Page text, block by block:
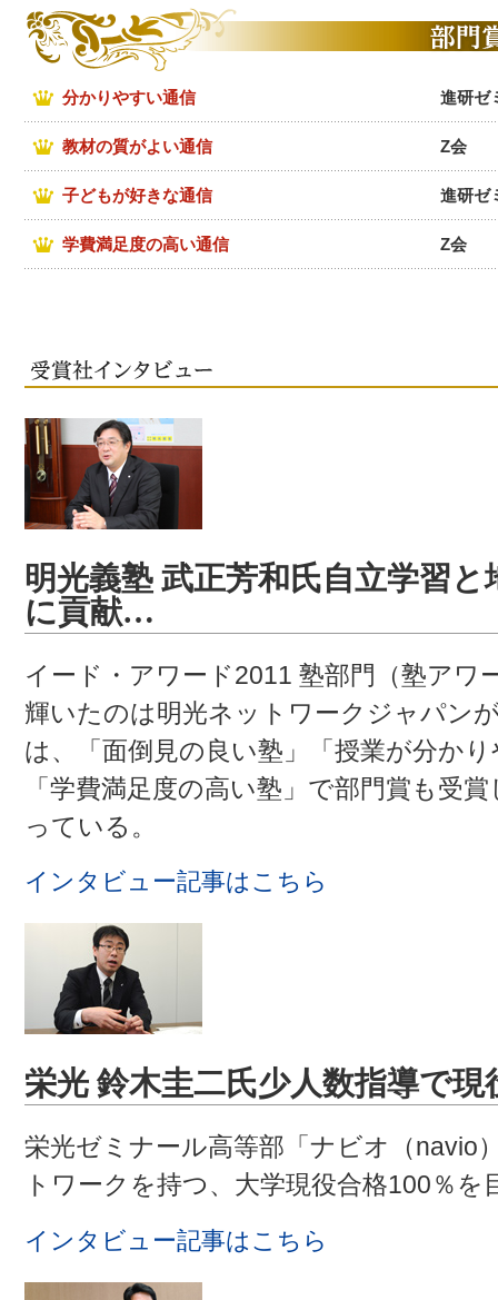
分かりやすい通信 進研ゼ
教材の質がよい通信 Z会
子どもが好きな通信 進研ゼ
学費満足度の高い通信 Z会
明光義塾 武正芳和氏自立学習と
に貢献…
イード・アワード2011 塾部門（塾アワ
輝いたのは明光ネットワークジャパン
は、「面倒見の良い塾」「授業が分か
「学費満足度の高い塾」で部門賞も受
っている。
インタビュー記事はこちら
栄光 鈴木圭二氏少人数指導で
栄光ゼミナール高等部「ナビオ（navio
トワークを持つ、大学現役合格100％を
インタビュー記事はこちら